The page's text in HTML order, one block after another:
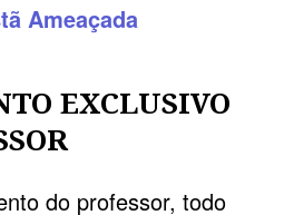
Ameaçada
EXCLUSIVO
do professor, todo